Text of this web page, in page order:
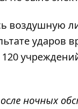
воздушную
ударов
120
ночных